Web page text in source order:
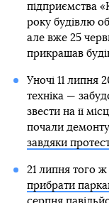
підприємства
року будівлю
але вже 25
прикрашав
Уночі 11 липня
техніка —
звести на її
почали
завдяки
21 липня того
прибрати